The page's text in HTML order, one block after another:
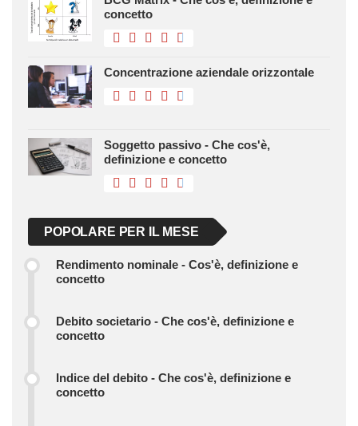
concetto
Concentrazione aziendale orizzontale
Soggetto passivo - Che cos'è,
definizione e concetto
POPOLARE PER IL MESE
Rendimento nominale - Cos'è, definizione e
concetto
Debito societario - Che cos'è, definizione e
concetto
Indice del debito - Che cos'è, definizione e
concetto